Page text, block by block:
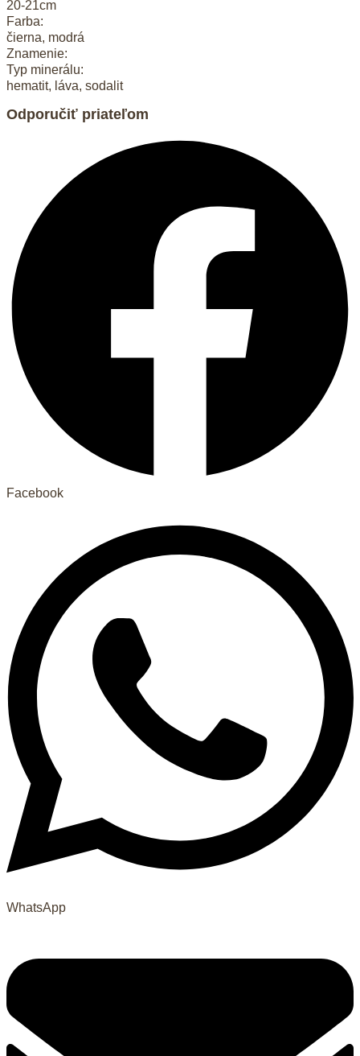
20-21cm
Farba:
čierna, modrá
Znamenie:
Typ minerálu:
hematit, láva, sodalit
Odporučiť priateľom
Facebook
WhatsApp